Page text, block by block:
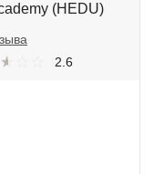
(HEDU)
2.6